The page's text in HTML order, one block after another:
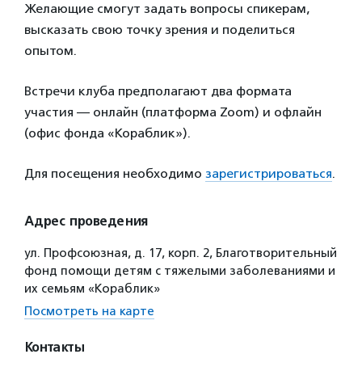
Желающие смогут задать вопросы спикерам,
высказать свою точку зрения и поделиться
опытом.
Встречи клуба предполагают два формата
участия — онлайн (платформа Zoom) и офлайн
(офис фонда «Кораблик»).
Для посещения необходимо зарегистрироваться.
Адрес проведения
ул. Профсоюзная, д. 17, корп. 2, Благотворительный
фонд помощи детям с тяжелыми заболеваниями и
их семьям «Кораблик»
Посмотреть на карте
Контакты